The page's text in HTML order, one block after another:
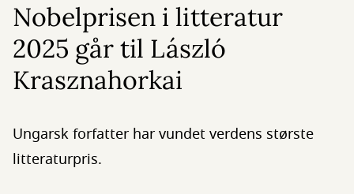
Nobelprisen i litteratur
2025 går til László
Krasznahorkai
Ungarsk forfatter har vundet verdens største
litteraturpris.